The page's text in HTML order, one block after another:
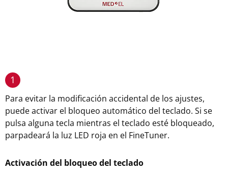
1
Para evitar la modificación accidental de los ajustes,
puede activar el bloqueo automático del teclado. Si se
pulsa alguna tecla mientras el teclado esté bloqueado,
parpadeará la luz LED roja en el FineTuner.
Activación del bloqueo del teclado